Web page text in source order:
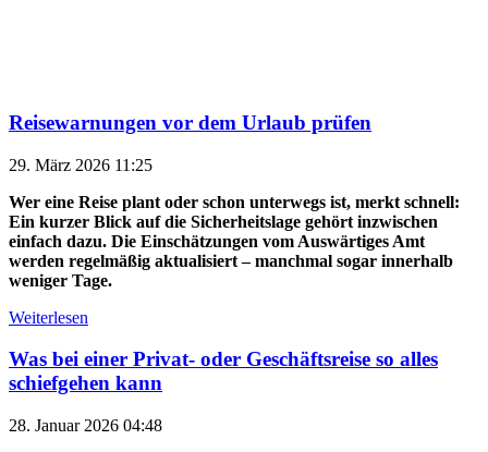
Reisewarnungen vor dem Urlaub prüfen
29. März 2026 11:25
Wer eine Reise plant oder schon unterwegs ist, merkt schnell:
Ein kurzer Blick auf die Sicherheitslage gehört inzwischen
einfach dazu. Die Einschätzungen vom Auswärtiges Amt
werden regelmäßig aktualisiert – manchmal sogar innerhalb
weniger Tage.
Weiterlesen
Was bei einer Privat- oder Geschäftsreise so alles
schiefgehen kann
28. Januar 2026 04:48